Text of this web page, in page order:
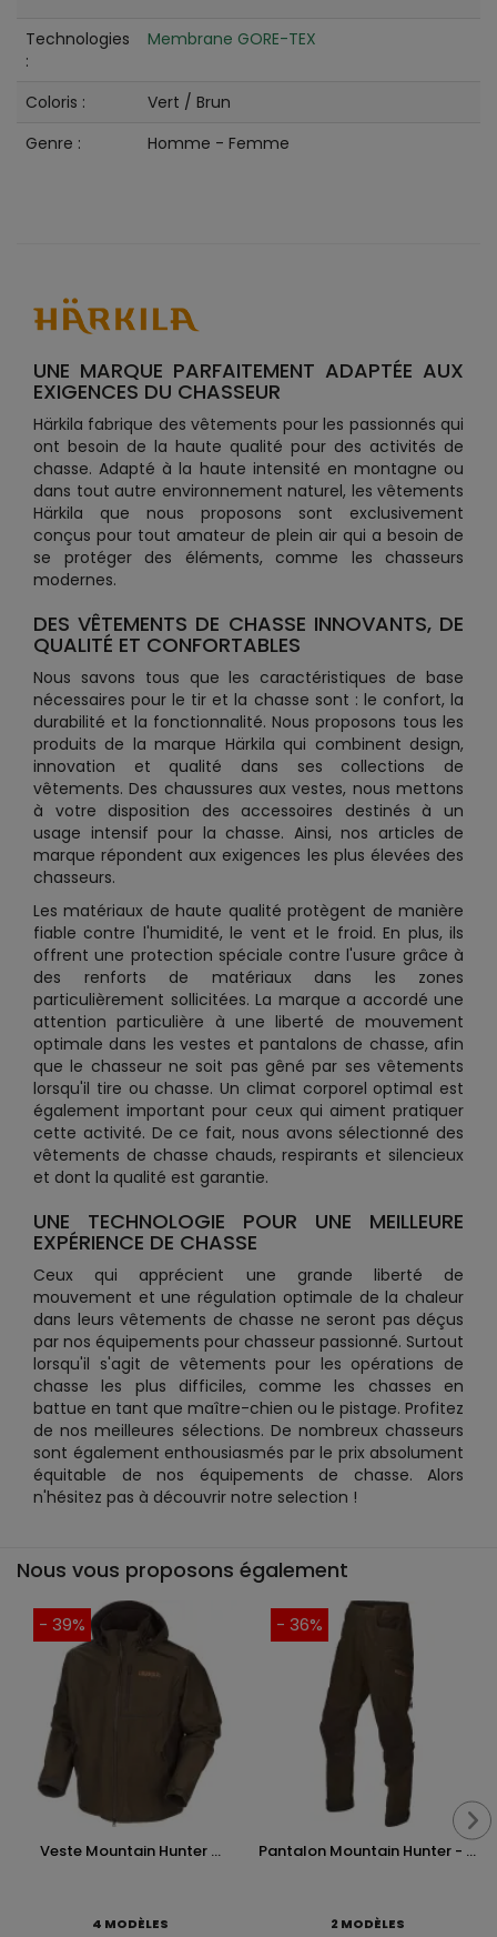
Technologies
:
Membrane GORE-TEX
Coloris :
Vert / Brun
Genre :
Homme - Femme
UNE MARQUE PARFAITEMENT ADAPTÉE AUX
EXIGENCES DU CHASSEUR
Härkila fabrique des vêtements pour les passionnés qui
ont besoin de la haute qualité pour des activités de
chasse. Adapté à la haute intensité en montagne ou
dans tout autre environnement naturel, les vêtements
Härkila que nous proposons sont exclusivement
conçus pour tout amateur de plein air qui a besoin de
se protéger des éléments, comme les chasseurs
modernes.
DES VÊTEMENTS DE CHASSE INNOVANTS, DE
QUALITÉ ET CONFORTABLES
Nous savons tous que les caractéristiques de base
nécessaires pour le tir et la chasse sont : le confort, la
durabilité et la fonctionnalité. Nous proposons tous les
produits de la marque Härkila qui combinent design,
innovation et qualité dans ses collections de
vêtements. Des chaussures aux vestes, nous mettons
à votre disposition des accessoires destinés à un
usage intensif pour la chasse. Ainsi, nos articles de
marque répondent aux exigences les plus élevées des
chasseurs.
Les matériaux de haute qualité protègent de manière
fiable contre l'humidité, le vent et le froid. En plus, ils
offrent une protection spéciale contre l'usure grâce à
des renforts de matériaux dans les zones
particulièrement sollicitées. La marque a accordé une
attention particulière à une liberté de mouvement
optimale dans les vestes et pantalons de chasse, afin
que le chasseur ne soit pas gêné par ses vêtements
lorsqu'il tire ou chasse. Un climat corporel optimal est
également important pour ceux qui aiment pratiquer
cette activité. De ce fait, nous avons sélectionné des
vêtements de chasse chauds, respirants et silencieux
et dont la qualité est garantie.
UNE TECHNOLOGIE POUR UNE MEILLEURE
EXPÉRIENCE DE CHASSE
Ceux qui apprécient une grande liberté de
mouvement et une régulation optimale de la chaleur
dans leurs vêtements de chasse ne seront pas déçus
par nos équipements pour chasseur passionné. Surtout
lorsqu'il s'agit de vêtements pour les opérations de
chasse les plus difficiles, comme les chasses en
battue en tant que maître-chien ou le pistage. Profitez
de nos meilleures sélections. De nombreux chasseurs
sont également enthousiasmés par le prix absolument
équitable de nos équipements de chasse. Alors
n'hésitez pas à découvrir notre selection !
Nous vous proposons également
- 39%
Veste Mountain Hunter ...
4 MODÈLES
- 36%
Pantalon Mountain Hunter - ...
2 MODÈLES